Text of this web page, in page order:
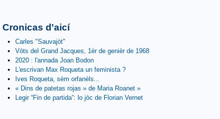
Cronicas d'aicí
Carles "Sauvajòt"
Vòts del Grand Jacques, 1èr de genièr de 1968
2020 : l'annada Joan Bodon
L'escrivan Max Roqueta un feminista ?
Ives Roqueta, sèm orfanèls...
« Dins de patetas rojas » de Maria Roanet »
Legir “Fin de partida”: lo jòc de Florian Vernet